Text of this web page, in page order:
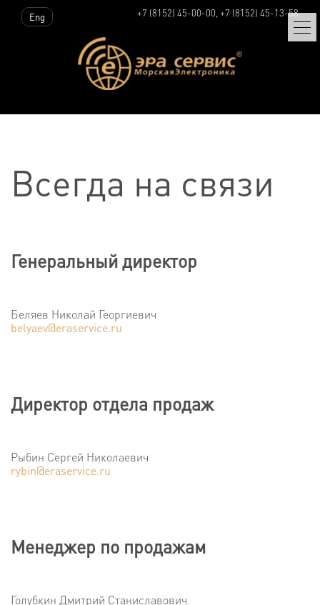
Eng +7 (8152) 45-00-00, +7 (8152) 45-13-58
Всегда на связи
Генеральный директор
Беляев Николай Георгиевич
belyaev@eraservice.ru
Директор отдела продаж
Рыбин Сергей Николаевич
rybin@eraservice.ru
Менеджер по продажам
Голубкин Дмитрий Станиславович